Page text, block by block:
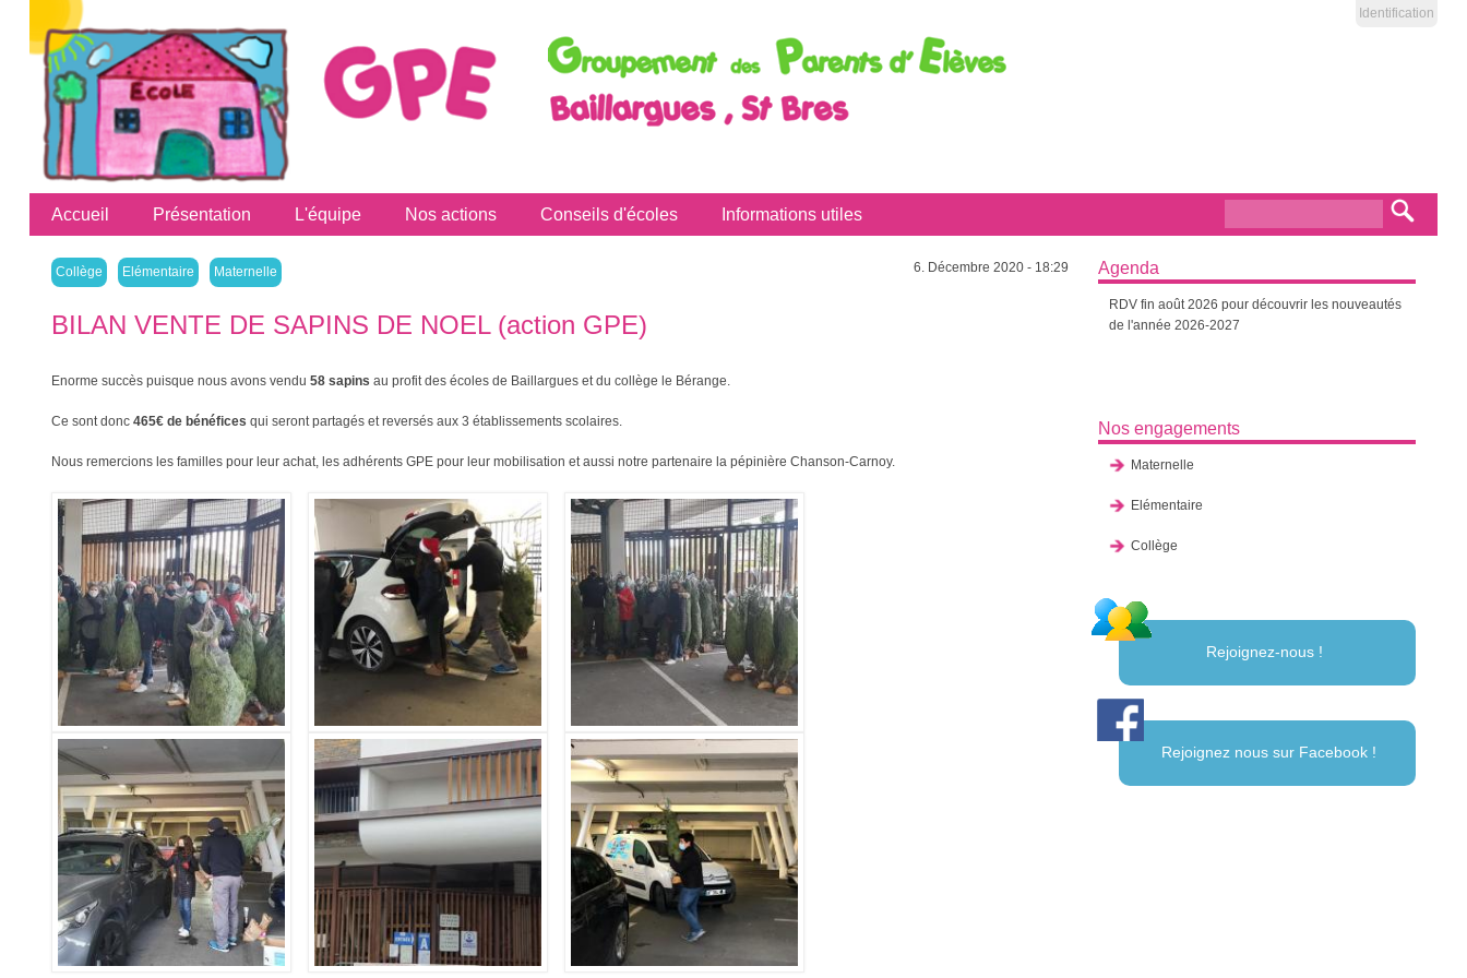
Identification
Accueil Présentation L'équipe Nos actions Conseils d'écoles Informations utiles
Collège Elémentaire Maternelle 6. Décembre 2020 - 18:29
BILAN VENTE DE SAPINS DE NOEL (action GPE)
Enorme succès puisque nous avons vendu 58 sapins au profit des écoles de Baillargues et du collège le Bérange.
Ce sont donc 465€ de bénéfices qui seront partagés et reversés aux 3 établissements scolaires.
Nous remercions les familles pour leur achat, les adhérents GPE pour leur mobilisation et aussi notre partenaire la pépinière Chanson-Carnoy.
Agenda
RDV fin août 2026 pour découvrir les nouveautés
de l'année 2026-2027
Nos engagements
Maternelle
Elémentaire
Collège
Rejoignez-nous !
Rejoignez nous sur Facebook !